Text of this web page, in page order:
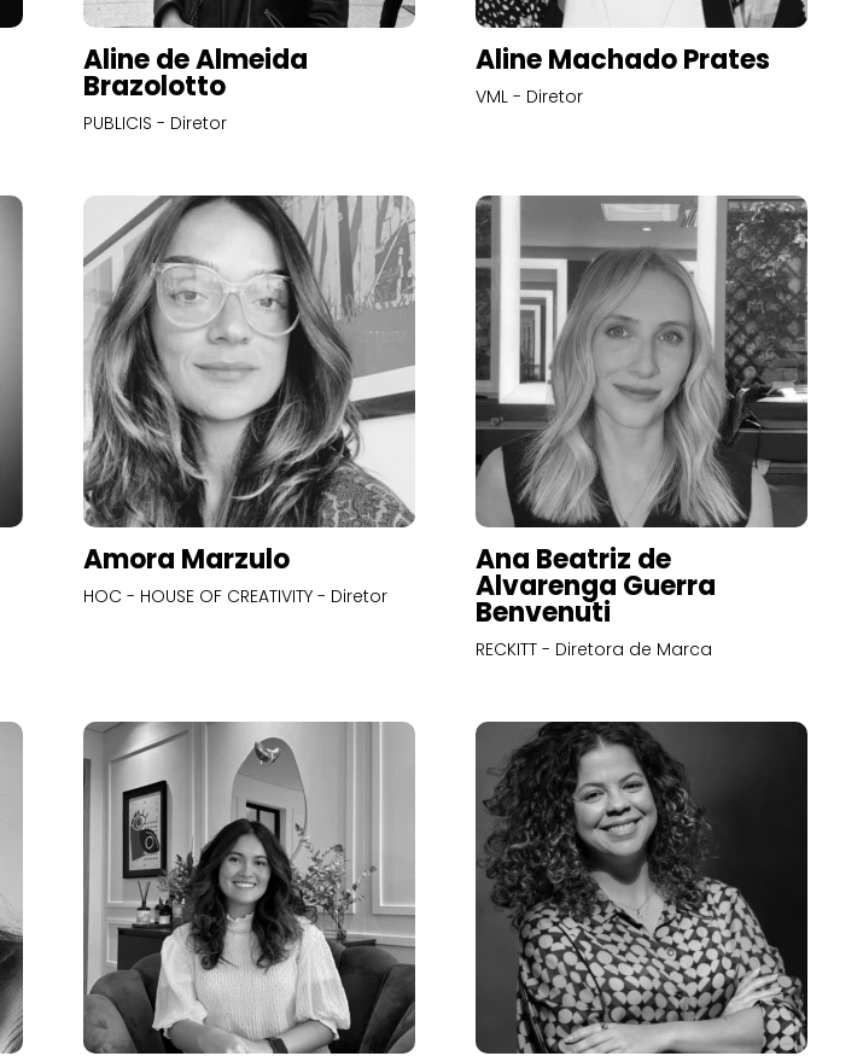
Aline de Almeida
Brazolotto
PUBLICIS - Diretor
Aline Machado Prates
VML - Diretor
Amora Marzulo
HOC - HOUSE OF CREATIVITY - Diretor
Ana Beatriz de
Alvarenga Guerra
Benvenuti
RECKITT - Diretora de Marca